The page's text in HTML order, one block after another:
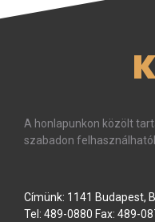
A honlapunkon közölt
szabadon
Címünk: 1141 Budapest,
Tel: 489-0880 Fax: 489-